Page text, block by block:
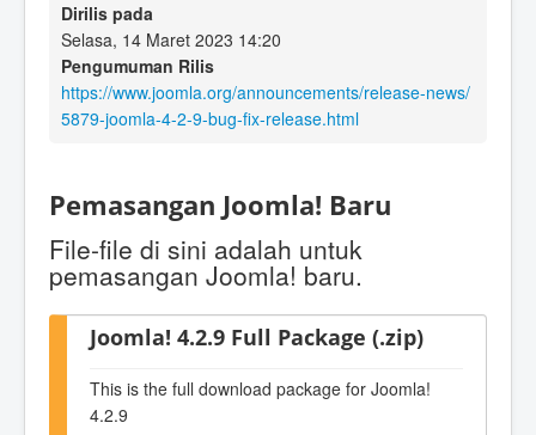
Dirilis pada
Selasa, 14 Maret 2023 14:20
Pengumuman Rilis
https://www.joomla.org/announcements/release-news/
5879-joomla-4-2-9-bug-fix-release.html
Pemasangan Joomla! Baru
File-file di sini adalah untuk
pemasangan Joomla! baru.
Joomla! 4.2.9 Full Package (.zip)
This is the full download package for Joomla!
4.2.9